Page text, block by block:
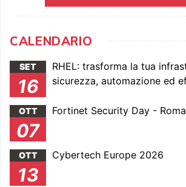
CALENDARIO
SET
16
RHEL: trasforma la tua
sicurezza, automazione ed
OTT
07
Fortinet Security Day - Roma
OTT
13
Cybertech Europe 2026